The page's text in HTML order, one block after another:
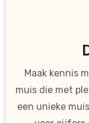
Maak kennis
muis die met
een unieke